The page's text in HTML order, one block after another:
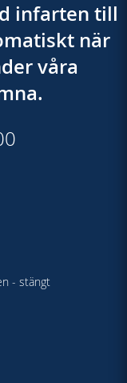
infarten till
när
våra
- stängt